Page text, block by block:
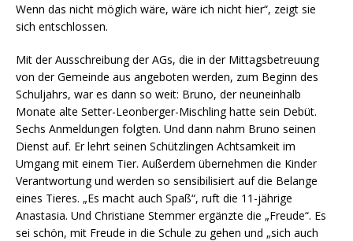
Wenn das nicht möglich wäre, wäre ich nicht hier“, zeigt sie
sich entschlossen.
Mit der Ausschreibung der AGs, die in der Mittagsbetreuung
von der Gemeinde aus angeboten werden, zum Beginn des
Schuljahrs, war es dann so weit: Bruno, der neuneinhalb
Monate alte Setter-Leonberger-Mischling hatte sein Debüt.
Sechs Anmeldungen folgten. Und dann nahm Bruno seinen
Dienst auf. Er lehrt seinen Schützlingen Achtsamkeit im
Umgang mit einem Tier. Außerdem übernehmen die Kinder
Verantwortung und werden so sensibilisiert auf die Belange
eines Tieres. „Es macht auch Spaß“, ruft die 11-jährige
Anastasia. Und Christiane Stemmer ergänzte die „Freude“. Es
sei schön, mit Freude in die Schule zu gehen und „sich auch